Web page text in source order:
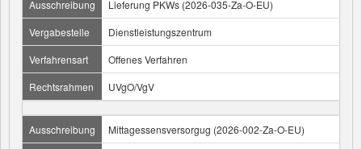
Ausschreibung
Lieferung PKWs (2026-035-Za-O-EU)
Vergabestelle
Dienstleistungszentrum
Verfahrensart
Offenes Verfahren
Rechtsrahmen
UVgO/VgV
Ausschreibung
Mittagessensversorgug (2026-002-Za-O-EU)